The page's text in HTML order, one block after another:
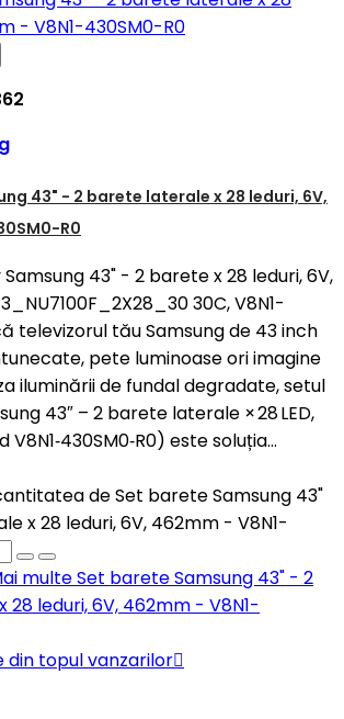
43" - 2 barete laterale x 28 leduri, 6V,
R0
43" - 2 barete x 28 leduri, 6V,
30C, V8N1-
televizorul tău Samsung de 43 inch
pete luminoase ori imagine
iluminării de fundal degradate, setul
43″ – 2 barete laterale × 28 LED,
este soluția...
de Set barete Samsung 43"
x 28 leduri, 6V, 462mm - V8N1-
multeSet barete Samsung 43" - 2
leduri, 6V, 462mm - V8N1-
din topul vanzarilor